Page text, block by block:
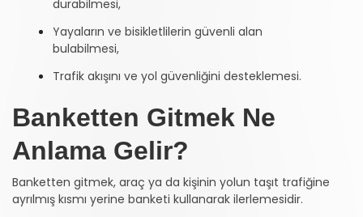
durabilmesi,
Yayaların ve bisikletlilerin güvenli alan
bulabilmesi,
Trafik akışını ve yol güvenliğini desteklemesi.
Banketten Gitmek Ne
Anlama Gelir?
Banketten gitmek, araç ya da kişinin yolun taşıt trafiğine
ayrılmış kısmı yerine banketi kullanarak ilerlemesidir.